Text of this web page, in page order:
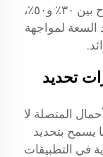
التجارية غالبًا ما تظهر معامل تحميل يتراوح بين ٣٠٪ و٥٠٪،
السعة لمواجهة
تحديد
المتصلة لا
يسمح بتحديد
في التطبيقات